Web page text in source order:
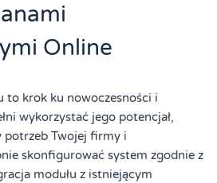
Online
to krok ku nowoczesności i
wykorzystać jego potencjał,
potrzeb Twojej firmy i
skonfigurować system zgodnie z
modułu z istniejącym